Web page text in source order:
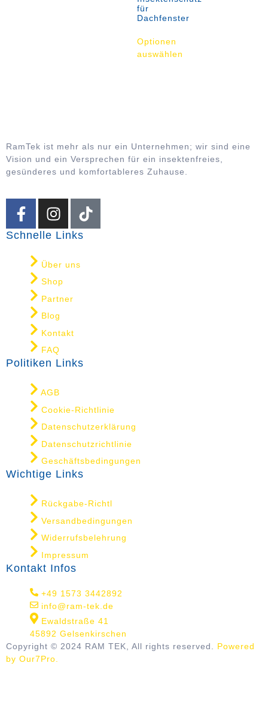
für
Dachfenster
Optionen
auswählen
RamTek ist mehr als nur ein Unternehmen; wir sind eine
Vision und ein Versprechen für ein insektenfreies,
gesünderes und komfortableres Zuhause.
Schnelle Links
Über uns
Shop
Partner
Blog
Kontakt
FAQ
Politiken Links
AGB
Cookie-Richtlinie
Datenschutzerklärung
Datenschutzrichtlinie
Geschäftsbedingungen
Wichtige Links
Rückgabe-Richtl
Versandbedingungen
Widerrufsbelehrung
Impressum
Kontakt Infos
+49 1573 3442892
info@ram-tek.de
Ewaldstraße 41
45892 Gelsenkirschen
Copyright © 2024 RAM TEK, All rights reserved. Powered
by Our7Pro.